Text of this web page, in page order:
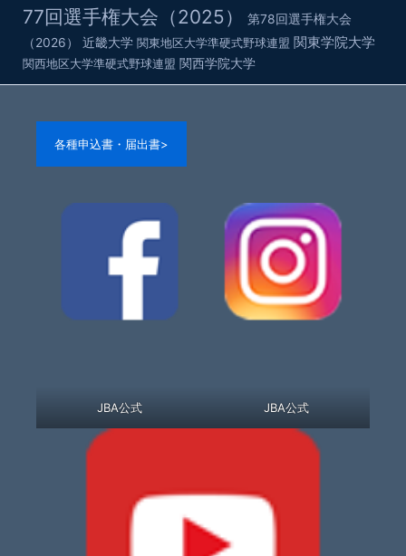
77回選手権大会（2025）
第78回選手権大会
（2026）
近畿大学 関東地区大学準硬式野球連盟 関東学院大学
関西地区大学準硬式野球連盟 関西学院大学
各種申込書・届出書>
JBA公式 JBA公式